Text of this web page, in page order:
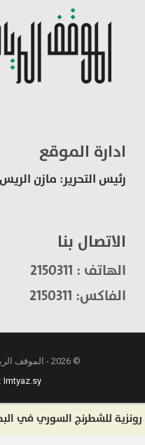
ادارة الموقع
رئيس التحرير: مازن الريس
الاتصال بنا
الهاتف : 2150311
الفاكس: 2150311
© 2026 - الموقف الرياضي. All Rights Reserved.
Imtyaz.sy
للشطرنج السوري في البطولة